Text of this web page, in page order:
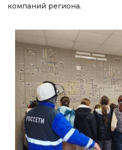
компаний региона.